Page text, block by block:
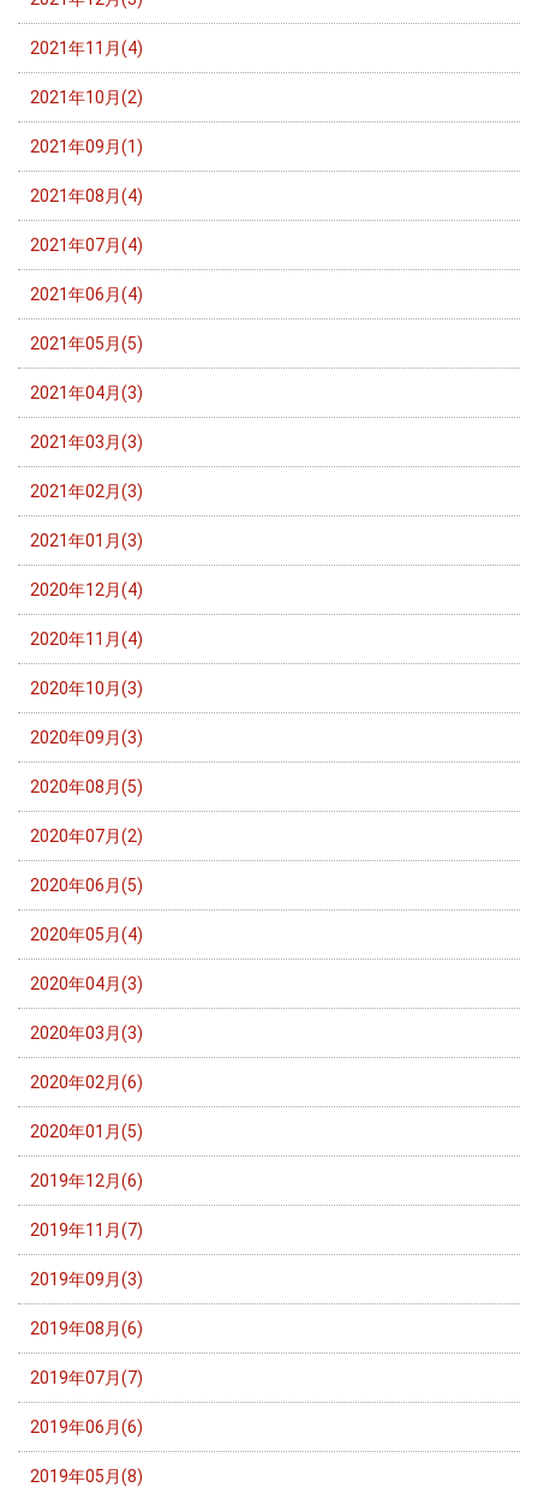
2021年11月(4)
2021年10月(2)
2021年09月(1)
2021年08月(4)
2021年07月(4)
2021年06月(4)
2021年05月(5)
2021年04月(3)
2021年03月(3)
2021年02月(3)
2021年01月(3)
2020年12月(4)
2020年11月(4)
2020年10月(3)
2020年09月(3)
2020年08月(5)
2020年07月(2)
2020年06月(5)
2020年05月(4)
2020年04月(3)
2020年03月(3)
2020年02月(6)
2020年01月(5)
2019年12月(6)
2019年11月(7)
2019年09月(3)
2019年08月(6)
2019年07月(7)
2019年06月(6)
2019年05月(8)